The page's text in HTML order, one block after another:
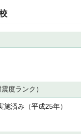
度ランク）
済み（平成25年）